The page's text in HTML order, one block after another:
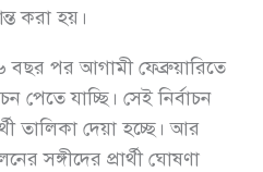
করা হয়।
বছর পর আগামী ফেব্রুয়ারিতে
পেতে যাচ্ছি। সেই নির্বাচন
তালিকা দেয়া হচ্ছে। আর
সঙ্গীদের প্রার্থী ঘোষণা